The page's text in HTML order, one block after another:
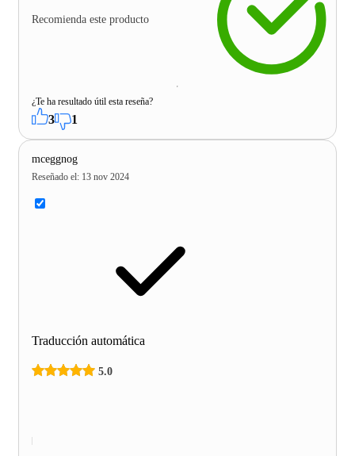
Recomienda este producto
¿Te ha resultado útil esta reseña?
3 1
mceggnog
Reseñado el: 13 nov 2024
Traducción automática
5.0